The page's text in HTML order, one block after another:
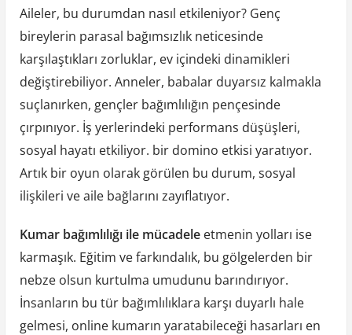
Aileler, bu durumdan nasıl etkileniyor? Genç
bireylerin parasal bağımsızlık neticesinde
karşılaştıkları zorluklar, ev içindeki dinamikleri
değiştirebiliyor. Anneler, babalar duyarsız kalmakla
suçlanırken, gençler bağımlılığın pençesinde
çırpınıyor. İş yerlerindeki performans düşüşleri,
sosyal hayatı etkiliyor. bir domino etkisi yaratıyor.
Artık bir oyun olarak görülen bu durum, sosyal
ilişkileri ve aile bağlarını zayıflatıyor.
Kumar bağımlılığı ile mücadeleetmenin yolları ise
karmaşık. Eğitim ve farkındalık, bu gölgelerden bir
nebze olsun kurtulma umudunu barındırıyor.
İnsanların bu tür bağımlılıklara karşı duyarlı hale
gelmesi, online kumarın yaratabileceği hasarları en